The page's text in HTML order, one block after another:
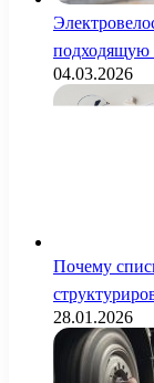
подходящую
04.03.2026
Почему
28.01.2026